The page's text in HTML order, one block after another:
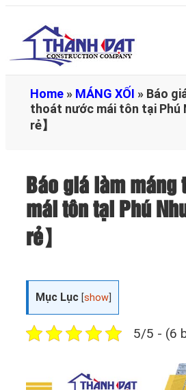
Home » MÁNG XỐI » Báo
thoát nước mái tôn tại Phú
rẻ】
Báo giá làm máng
mái tôn tại Phú
rẻ】
Mục Lục [show
5/5 - (6